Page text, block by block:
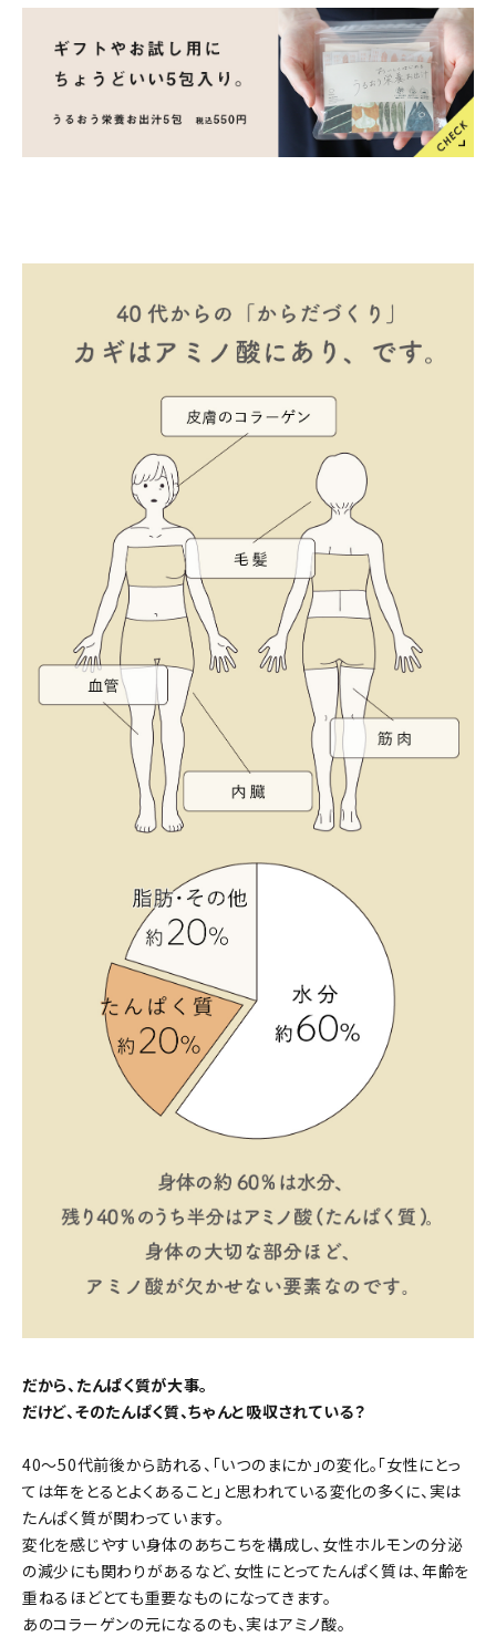
だから、たんぱく質が大事。
だけど、そのたんぱく質、ちゃんと吸収されている？
40～50代前後から訪れる、「いつのまにか」の変化。「女性にとっ
ては年をとるとよくあること」と思われている変化の多くに、実は
たんぱく質が関わっています。
変化を感じやすい身体のあちこちを構成し、女性ホルモンの分泌
の減少にも関わりがあるなど、女性にとってたんぱく質は、年齢を
重ねるほどとても重要なものになってきます。
あのコラーゲンの元になるのも、実はアミノ酸。